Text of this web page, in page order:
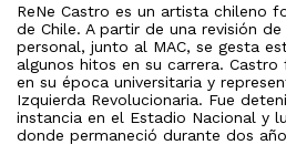
ReNe Castro es un artista chileno
de Chile. A partir de una revisión
personal, junto al MAC, se gesta
algunos hitos en su carrera.
en su época universitaria y
Izquierda Revolucionaria. Fue
instancia en el Estadio Nacional y
donde permaneció durante dos